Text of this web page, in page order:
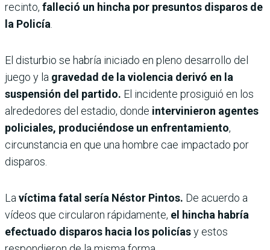
recinto, falleció un hincha por presuntos disparos de
la Policía
El disturbio se habría iniciado en pleno desarrollo del
juego y la gravedad de la violencia derivó en la
suspensión del partido. El incidente prosiguió en los
alrededores del estadio, donde intervinieron agentes
policiales, produciéndose un enfrentamiento,
circunstancia en que una hombre cae impactado por
disparos.
La víctima fatal sería Néstor Pintos. De acuerdo a
vídeos que circularon rápidamente, el hincha habría
efectuado disparos hacia los policíasy estos